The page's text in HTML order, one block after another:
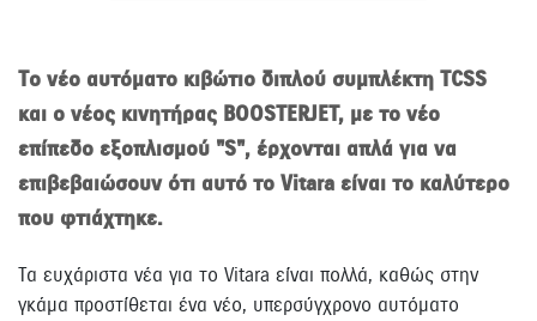
Tο νέο αυτόματο κιβώτιο διπλού συμπλέκτη TCSS
και o νέος κινητήρας BOOSTERJET, με το νέο
επίπεδο εξοπλισμού "S", έρχονται απλά για να
επιβεβαιώσουν ότι αυτό το Vitara είναι το καλύτερο
που φτιάχτηκε.
Τα ευχάριστα νέα για το Vitara είναι πολλά, καθώς στην
γκάμα προστίθεται ένα νέο, υπερσύγχρονο αυτόματο